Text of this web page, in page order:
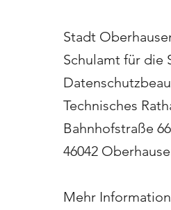
Stadt
Schulamt für die
Technisches
Bahnhofstraße 66
46042
Mehr